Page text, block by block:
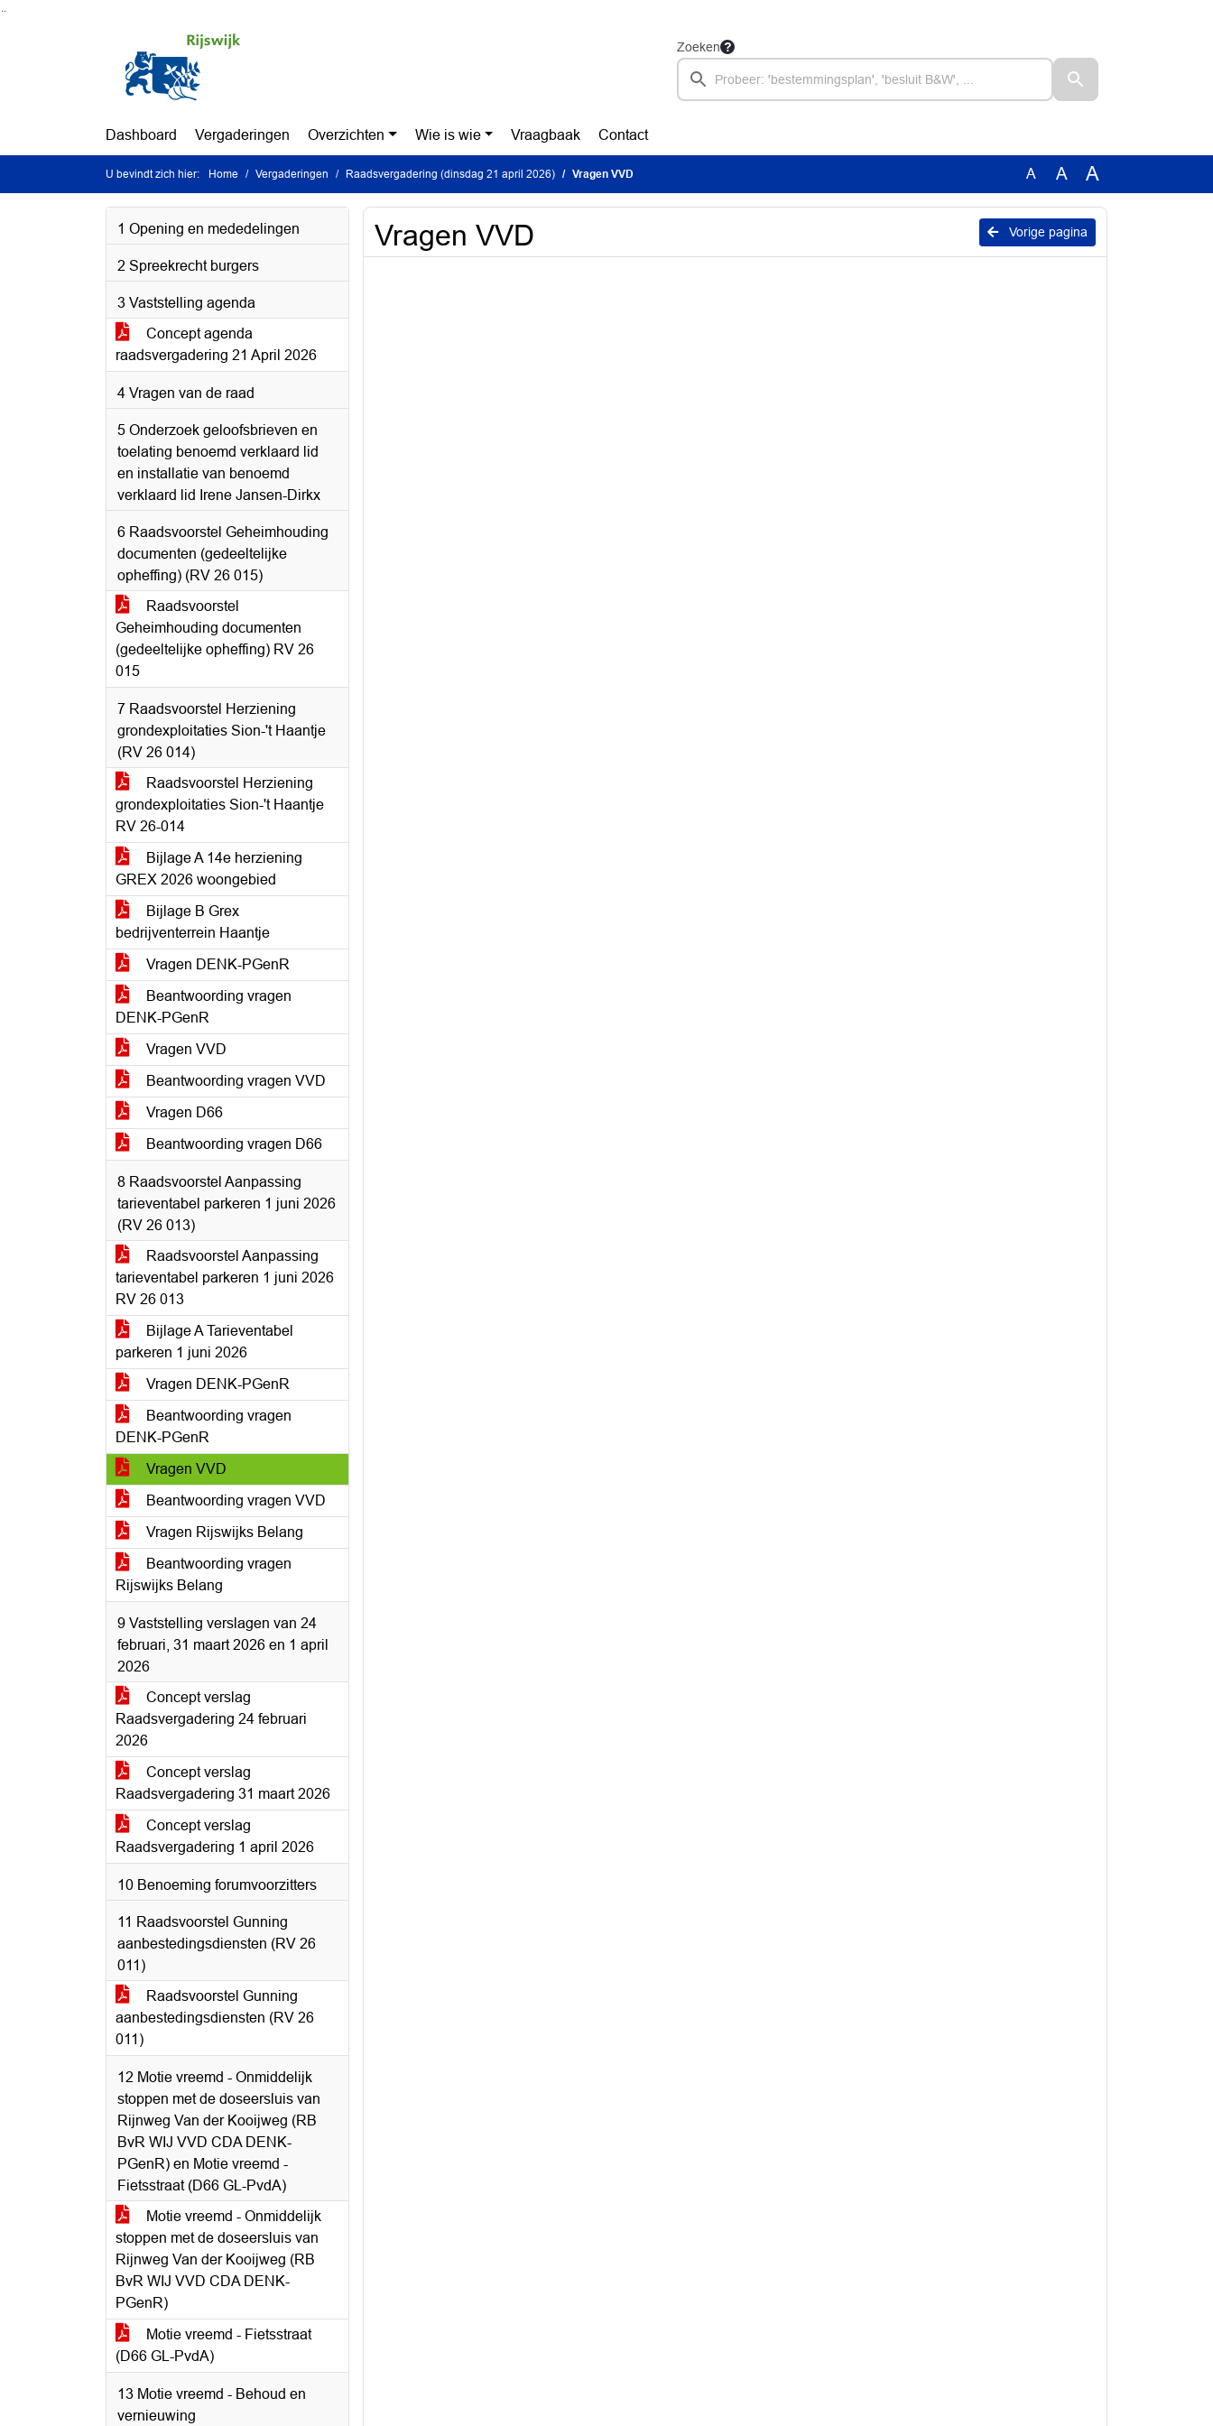
Zoeken
Dashboard Vergaderingen Overzichten Wie is wie Vraagbaak Contact
U bevindt zich hier: Home Vergaderingen Raadsvergadering (dinsdag 21 april 2026) Vragen VVD A A A
1 Opening en mededelingen
2 Spreekrecht burgers
3 Vaststelling agenda
Concept agenda
raadsvergadering 21 April 2026
4 Vragen van de raad
5 Onderzoek geloofsbrieven en
toelating benoemd verklaard lid
en installatie van benoemd
verklaard lid Irene Jansen-Dirkx
6 Raadsvoorstel Geheimhouding
documenten (gedeeltelijke
opheffing) (RV 26 015)
Raadsvoorstel
Geheimhouding documenten
(gedeeltelijke opheffing) RV 26
015
7 Raadsvoorstel Herziening
grondexploitaties Sion-'t Haantje
(RV 26 014)
Raadsvoorstel Herziening
grondexploitaties Sion-'t Haantje
RV 26-014
Bijlage A 14e herziening
GREX 2026 woongebied
Bijlage B Grex
bedrijventerrein Haantje
Vragen DENK-PGenR
Beantwoording vragen
DENK-PGenR
Vragen VVD
Beantwoording vragen VVD
Vragen D66
Beantwoording vragen D66
8 Raadsvoorstel Aanpassing
tarieventabel parkeren 1 juni 2026
(RV 26 013)
Raadsvoorstel Aanpassing
tarieventabel parkeren 1 juni 2026
RV 26 013
Bijlage A Tarieventabel
parkeren 1 juni 2026
Vragen DENK-PGenR
Beantwoording vragen
DENK-PGenR
Vragen VVD
Beantwoording vragen VVD
Vragen Rijswijks Belang
Beantwoording vragen
Rijswijks Belang
9 Vaststelling verslagen van 24
februari, 31 maart 2026 en 1 april
2026
Concept verslag
Raadsvergadering 24 februari
2026
Concept verslag
Raadsvergadering 31 maart 2026
Concept verslag
Raadsvergadering 1 april 2026
10 Benoeming forumvoorzitters
11 Raadsvoorstel Gunning
aanbestedingsdiensten (RV 26
011)
Raadsvoorstel Gunning
aanbestedingsdiensten (RV 26
011)
12 Motie vreemd - Onmiddelijk
stoppen met de doseersluis van
Rijnweg Van der Kooijweg (RB
BvR WIJ VVD CDA DENK-
PGenR) en Motie vreemd -
Fietsstraat (D66 GL-PvdA)
Motie vreemd - Onmiddelijk
stoppen met de doseersluis van
Rijnweg Van der Kooijweg (RB
BvR WIJ VVD CDA DENK-
PGenR)
Motie vreemd - Fietsstraat
(D66 GL-PvdA)
13 Motie vreemd - Behoud en
vernieuwing
Vorige pagina
Vragen VVD